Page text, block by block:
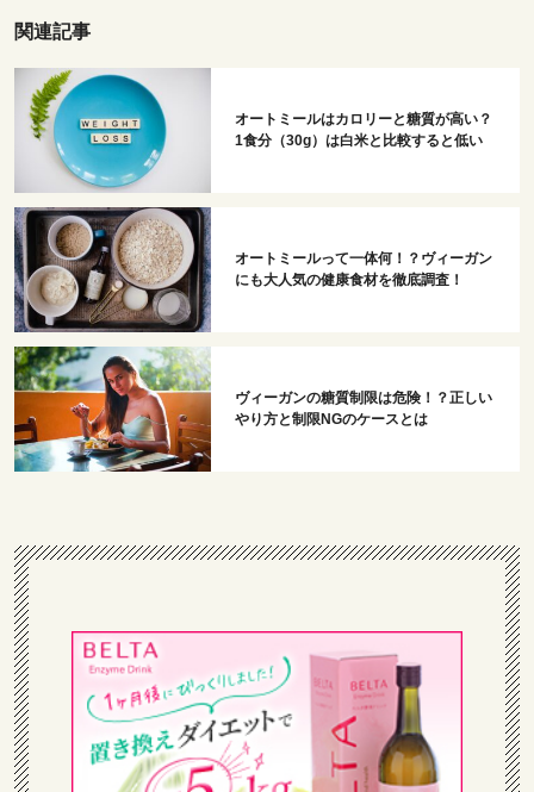
関連記事
オートミールはカロリーと糖質が高い？
1食分（30g）は白米と比較すると低い
オートミールって一体何！？ヴィーガン
にも大人気の健康食材を徹底調査！
ヴィーガンの糖質制限は危険！？正しい
やり方と制限NGのケースとは